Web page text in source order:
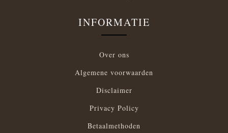
INFORMATIE
Over ons
Algemene voorwaarden
Disclaimer
Privacy Policy
Betaalmethoden